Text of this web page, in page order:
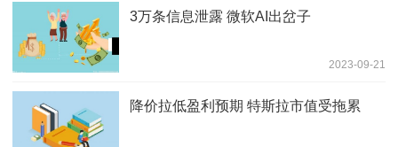
3万条信息泄露 微软AI出岔子
2023-09-21
降价拉低盈利预期 特斯拉市值受拖累